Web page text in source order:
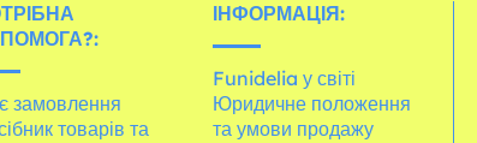
замовлення
товарів та
ІНФОРМАЦІЯ:
Funidelia у світі
Юридичне положення
та умови продажу